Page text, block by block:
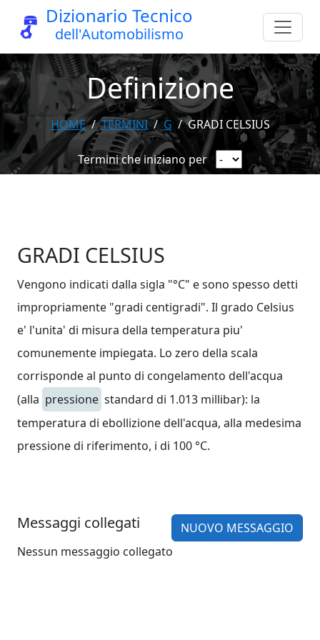
Dizionario Tecnico
dell'Automobilismo
Definizione
HOME TERMINI G GRADI CELSIUS
Termini che iniziano per
GRADI CELSIUS
Vengono indicati dalla sigla "°C" e sono spesso detti
impropriamente "gradi centigradi". Il grado Celsius
e' l'unita' di misura della temperatura piu'
comunemente impiegata. Lo zero della scala
corrisponde al punto di congelamento dell'acqua
(alla pressione standard di 1.013 millibar): la
temperatura di ebollizione dell'acqua, alla medesima
pressione di riferimento, i di 100 °C.
Messaggi collegati
NUOVO MESSAGGIO
Nessun messaggio collegato